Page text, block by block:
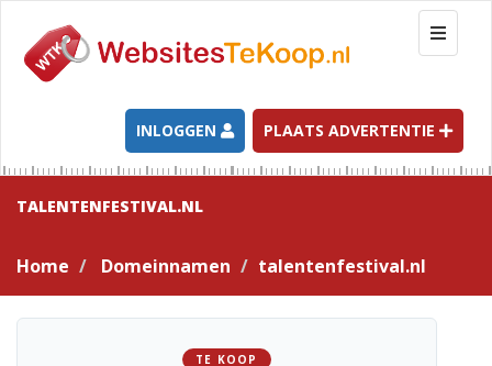
T
o
g
l
e
n
a
t
INLOGGEN PLAATS ADVERTENTIE
TALENTENFESTIVAL.NL
Home Domeinnamen talentenfestival.nl
TE KOOP